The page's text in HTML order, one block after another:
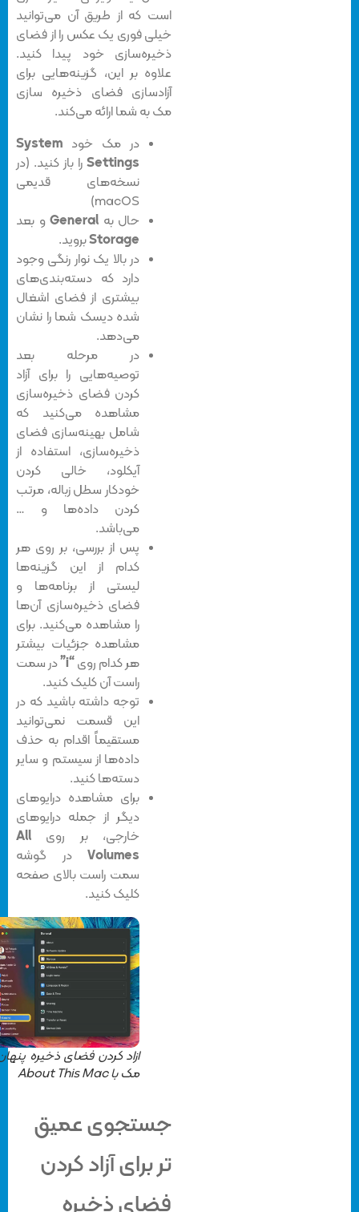
است که از طریق آن می‌توانید
خیلی فوری یک عکس را از فضای
ذخیره‌سازی خود پیدا کنید.
علاوه بر این، گزینه‌هایی برای
آزادسازی فضای ذخیره سازی
مک به شما ارائه می‌کند.
در مک خودSystem
Settingsرا باز کنید. (در
نسخه‌های قدیمی
macOS)
حال بهGeneralو بعد
Storageبروید.
در بالا یک نوار رنگی وجود
دارد که دسته‌بندی‌های
بیشتری از فضای اشغال
شده دیسک شما را نشان
می‌دهد.
در مرحله بعد
توصیه‌هایی را برای آزاد
کردن فضای ذخیره‌سازی
مشاهده می‌کنید که
شامل بهینه‌سازی فضای
ذخیره‌سازی، استفاده از
آیکلود، خالی کردن
خودکار سطل زباله، مرتب
کردن داده‌ها و …
می‌باشد.
پس از بررسی، بر روی هر
کدام از این گزینه‌ها
لیستی از برنامه‌ها و
فضای ذخیره‌سازی آن‌ها
را مشاهده می‌کنید. برای
مشاهده جزئیات بیشتر
هر کدام روی “i” در سمت
راست آن کلیک کنید.
توجه داشته باشید که در
این قسمت نمی‌توانید
مستقیماً اقدام به حذف
داده‌ها از سیستم و سایر
دسته‌ها کنید.
برای مشاهده درایوهای
دیگر از جمله درایوهای
خارجی، بر رویAll
Volumesدر گوشه
سمت راست بالای صفحه
کلیک کنید.
ازاد کردن فضای ذخیره پنهان در
مک با About This Mac
جستجوی عمیق
تر برای آزاد کردن
فضای ذخیره